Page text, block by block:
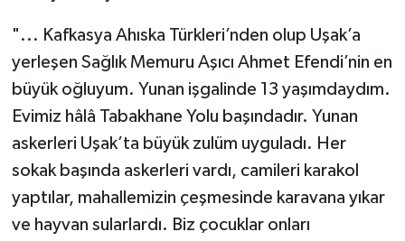
"... Kafkasya Ahıska Türkleri’nden olup Uşak’a
yerleşen Sağlık Memuru Aşıcı Ahmet Efendi’nin en
büyük oğluyum. Yunan işgalinde 13 yaşımdaydım.
Evimiz hâlâ Tabakhane Yolu başındadır. Yunan
askerleri Uşak’ta büyük zulüm uyguladı. Her
sokak başında askerleri vardı, camileri karakol
yaptılar, mahallemizin çeşmesinde karavana yıkar
ve hayvan sularlardı. Biz çocuklar onları